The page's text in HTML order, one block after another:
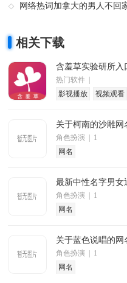
网络热词加拿大的男人不回
相关下载
含羞草实验研所入
热门软件 |
影视播放
视频观看
关于柯南的沙雕网
角色扮演 | 1
网名
最新中性名字男女
角色扮演 | 1
网名
关于蓝色说唱的网
角色扮演 | 1
网名